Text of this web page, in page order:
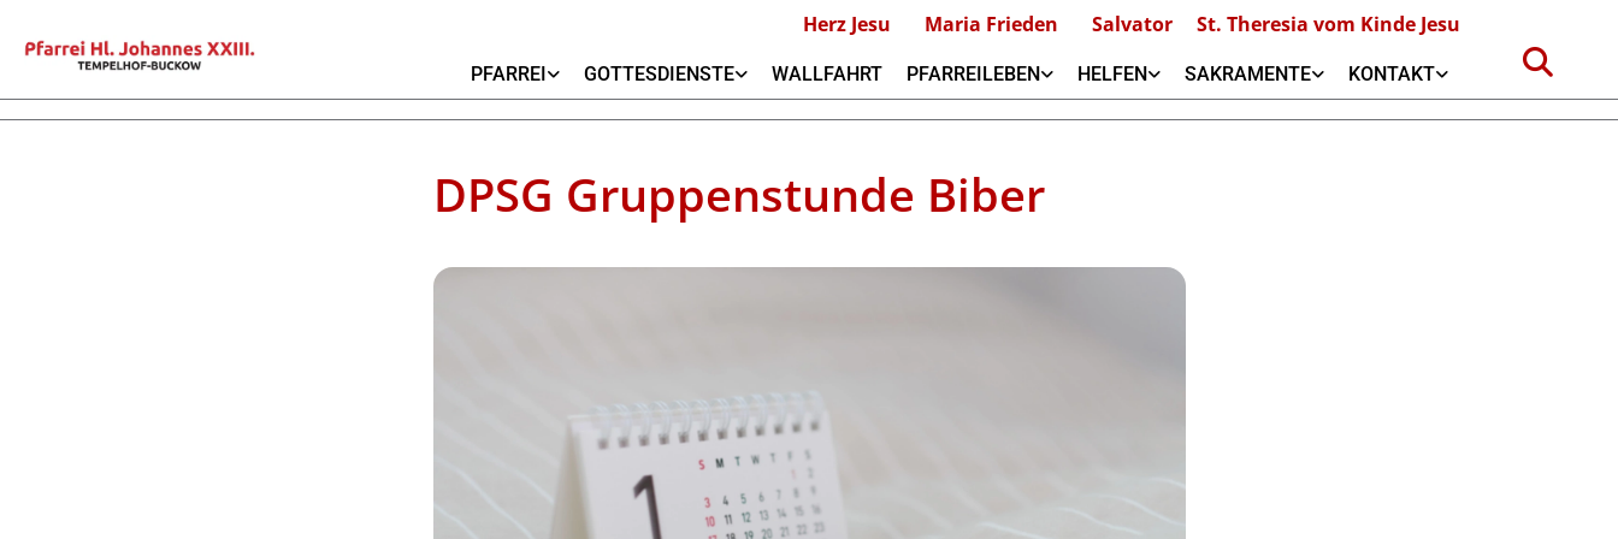
Herz Jesu Maria Frieden Salvator St. Theresia vom Kinde Jesu
PFARREI GOTTESDIENSTE WALLFAHRT PFARREILEBEN HELFEN SAKRAMENTE KONTAKT
DPSG Gruppenstunde Biber